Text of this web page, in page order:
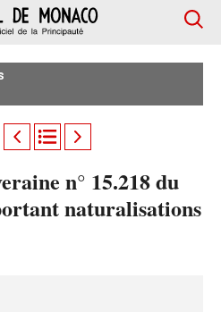
n° 15.218 du
naturalisations